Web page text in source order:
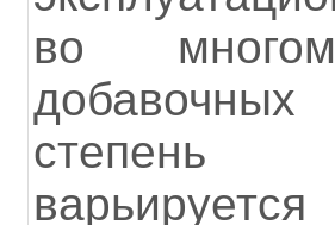
во
добавочных
степень